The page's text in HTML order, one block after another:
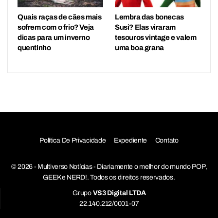
Quais raças de cães mais
sofrem com o frio? Veja
dicas para um inverno
quentinho
Lembra das bonecas
Susi? Elas viraram
tesouros vintage e valem
uma boa grana
Política De Privacidade Expediente Contato
© 2026 - Multiverso Notícias - Diariamente o melhor do mundo POP,
GEEK e NERD!. Todos os direitos reservados.
Grupo VS3 Digital LTDA
22.140.212/0001-07